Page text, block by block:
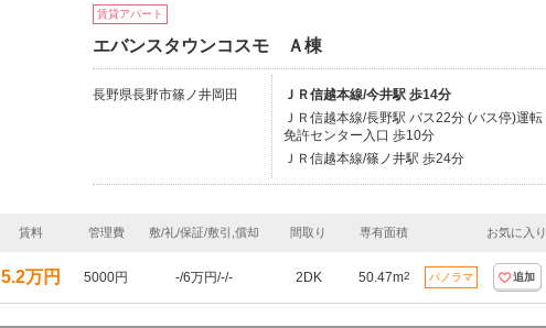
賃貸アパート
エバンスタウンコスモ Ａ棟
長野県長野市篠ノ井岡田
ＪＲ信越本線/今井駅 歩14分
ＪＲ信越本線/長野駅 バス22分 (バス停)運転
免許センター入口 歩10分
ＪＲ信越本線/篠ノ井駅 歩24分
賃料 管理費 敷/礼/保証/敷引,償却 間取り 専有面積 お気に入り
5.2万円 5000円 -/6万円/-/- 2DK 50.47m2 パノラマ 追加